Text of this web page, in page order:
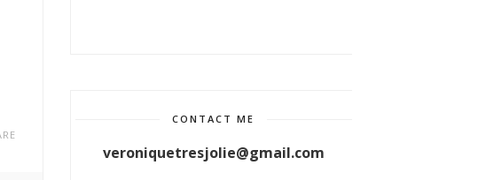
CONTACT ME
veroniquetresjolie@gmail.com